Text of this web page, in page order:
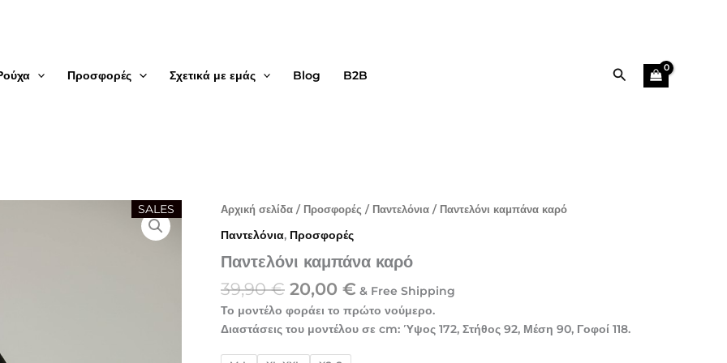
Προσφορές Σχετικά με εμάς Blog B2B Αναζήτηση
SALES Αρχική σελίδα / Προσφορές / Παντελόνια / Παντελόνι καμπάνα καρό
Παντελόνια, Προσφορές
Παντελόνι καμπάνα καρό
39,90€
Original
price
was:
39,90 €.
20,00 €
Η
είναι:
20,00 €.
& Free Shipping
Το μοντέλο φοράει το πρώτο νούμερο.
Διαστάσεις του μοντέλου σε cm: Ύψος 172, Στήθος 92, Μέση 90, Γοφοί 118.
Παντελόνι
καρό
ποσότητα